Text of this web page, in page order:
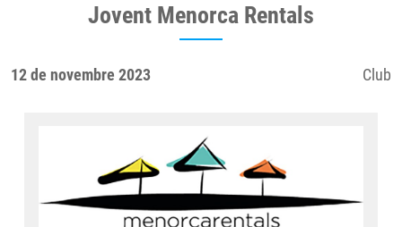
Jovent Menorca Rentals
12 de novembre 2023 Club